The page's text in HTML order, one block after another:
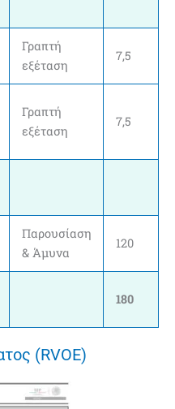
Γραπτή
εξέταση
7,5
Γραπτή
εξέταση
7,5
Παρουσίαση
& Άμυνα
120
180
(RVOE)